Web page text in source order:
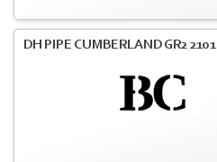
DH PIPE CUMBERLAND GR2 2101